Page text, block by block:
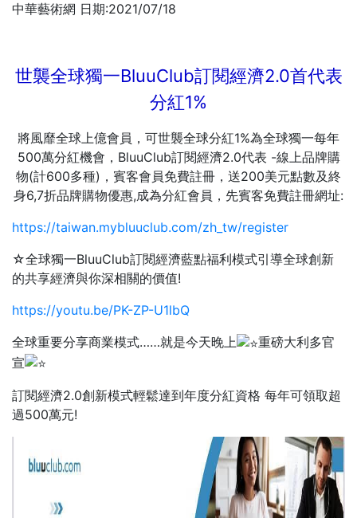
中華藝術網 日期:2021/07/18
世襲全球獨一BluuClub訂閱經濟2.0首代表
分紅1%
將風靡全球上億會員，可世襲全球分紅1%為全球獨一每年
500萬分紅機會，BluuClub訂閱經濟2.0代表 -線上品牌購
物(計600多種)，賓客會員免費註冊，送200美元點數及終
身6,7折品牌購物優惠,成為分紅會員，先賓客免費註冊網址:
https://taiwan.mybluuclub.com/zh_tw/register
☆全球獨一BluuClub訂閱經濟藍點福利模式引導全球創新
的共享經濟與你深相關的價值!
https://youtu.be/PK-ZP-U1lbQ
全球重要分享商業模式……就是今天晚上
重磅大利多官
宣
訂閱經濟2.0創新模式輕鬆達到年度分紅資格 每年可領取超
過500萬元!